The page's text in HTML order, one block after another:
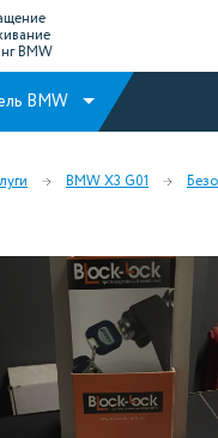
BMW
BMW
BMW X3 G01